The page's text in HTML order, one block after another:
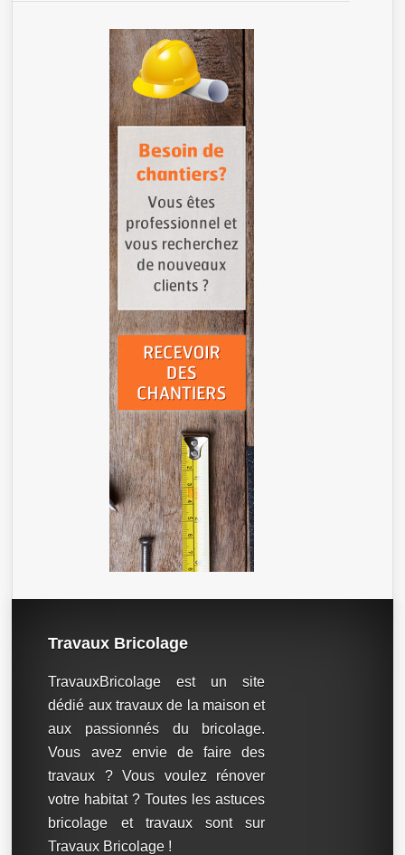
Travaux Bricolage
TravauxBricolage est un site
dédié aux travaux de la maison et
aux passionnés du bricolage.
Vous avez envie de faire des
travaux ? Vous voulez rénover
votre habitat ? Toutes les astuces
bricolage et travaux sont sur
Travaux Bricolage !